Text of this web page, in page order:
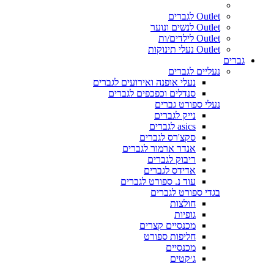
Outlet לגברים
Outlet לנשים ונוער
Outlet לילדים/ות
Outlet נעלי תינוקות
גברים
נעליים לגברים
נעלי אופנה ואירועים לגברים
סנדלים וכפכפים לגברים
נעלי ספורט גברים
נייק לגברים
asics לגברים
סקצ'רס לגברים
אנדר ארמור לגברים
ריבוק לגברים
אדידס לגברים
עוד נ. ספורט לגברים
בגדי ספורט לגברים
חולצות
גופיות
מכנסיים קצרים
חליפות ספורט
מכנסיים
ג׳קטים